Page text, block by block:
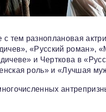
тем разноплановая
«Русский роман»,
и Черткова в
роль» и «Лучшая